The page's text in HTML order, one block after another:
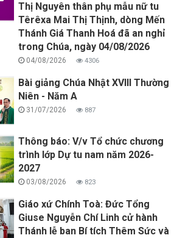
Thị Nguyên thân phụ mẫu nữ tu
Têrêxa Mai Thị Thịnh, dòng Mến
Thánh Giá Thanh Hoá đã an nghỉ
trong Chúa, ngày 04/08/2026
04/08/2026 4306
Bài giảng Chúa Nhật XVIII Thường
Niên - Năm A
31/07/2026 887
Thông báo: V/v Tổ chức chương
trình lớp Dự tu nam năm 2026-
2027
03/08/2026 823
Giáo xứ Chính Toà: Đức Tổng
Giuse Nguyễn Chí Linh cử hành
Thánh lễ ban Bí tích Thêm Sức và